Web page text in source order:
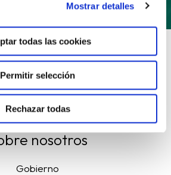
Mostrar detalles
todas las cookies
Permitir selección
Rechazar todas
nosotros
Gobierno